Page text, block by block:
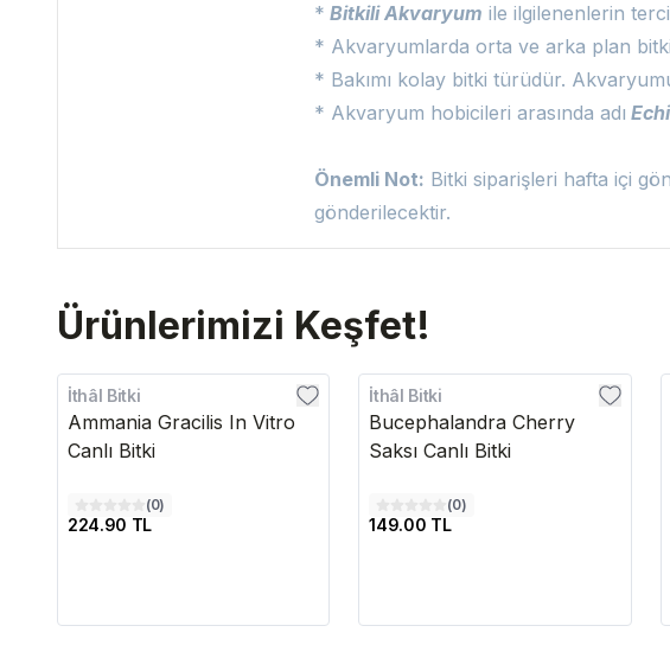
* Bitkili Akvaryum ile ilgilenenlerin
* Akvaryumlarda orta ve arka plan
* Bakımı kolay bitki türüdür.
* Akvaryum hobicileri arasında adı
Önemli Not: Bitki siparişleri hafta içi
gönderilecektir.
Ürünlerimizi Keşfet!
İthâl Bitki
Ammania Gracilis In Vitro
Canlı Bitki
(0)
224.90 TL
İthâl Bitki
Bucephalandra Cherry
Saksı Canlı Bitki
(0)
149.00 TL